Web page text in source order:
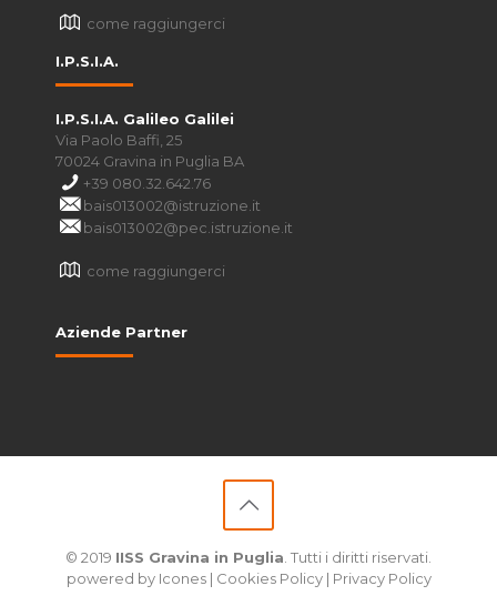
come raggiungerci
I.P.S.I.A.
I.P.S.I.A. Galileo Galilei
Via Paolo Baffi, 25
70024 Gravina in Puglia BA
+39 080.32.642.76
bais013002@istruzione.it
bais013002@pec.istruzione.it
come raggiungerci
Aziende Partner
© 2019 IISS Gravina in Puglia . Tutti i diritti riservati.
powered by Icones| Cookies Policy| Privacy Policy